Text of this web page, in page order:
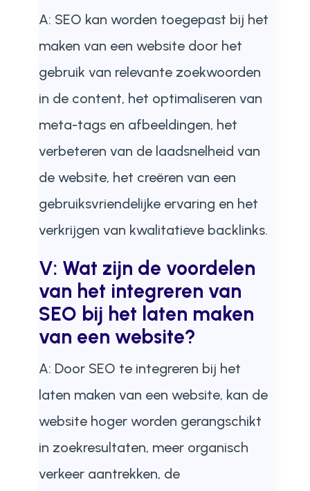
A: SEO kan worden toegepast bij het
maken van een website door het
gebruik van relevante zoekwoorden
in de content, het optimaliseren van
meta-tags en afbeeldingen, het
verbeteren van de laadsnelheid van
de website, het creëren van een
gebruiksvriendelijke ervaring en het
verkrijgen van kwalitatieve backlinks.
V: Wat zijn de voordelen
van het integreren van
SEO bij het laten maken
van een website?
A: Door SEO te integreren bij het
laten maken van een website, kan de
website hoger worden gerangschikt
in zoekresultaten, meer organisch
verkeer aantrekken, de